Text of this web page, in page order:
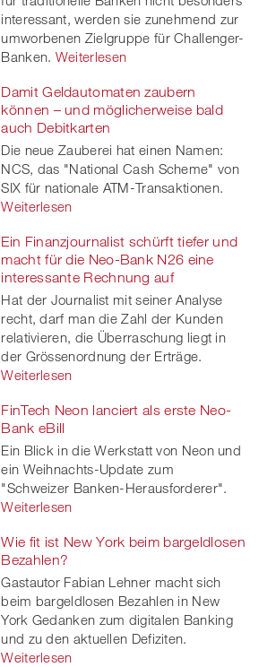
interessant, werden sie zunehmend zur
umworbenen Zielgruppe für Challenger-
Banken. Weiterlesen
Damit Geldautomaten zaubern
können – und möglicherweise bald
auch Debitkarten
Die neue Zauberei hat einen Namen:
NCS, das "National Cash Scheme" von
SIX für nationale ATM-Transaktionen.
Weiterlesen
Ein Finanzjournalist schürft tiefer und
macht für die Neo-Bank N26 eine
interessante Rechnung auf
Hat der Journalist mit seiner Analyse
recht, darf man die Zahl der Kunden
relativieren, die Überraschung liegt in
der Grössenordnung der Erträge.
Weiterlesen
FinTech Neon lanciert als erste Neo-
Bank eBill
Ein Blick in die Werkstatt von Neon und
ein Weihnachts-Update zum
"Schweizer Banken-Herausforderer".
Weiterlesen
Wie fit ist New York beim bargeldlosen
Bezahlen?
Gastautor Fabian Lehner macht sich
beim bargeldlosen Bezahlen in New
York Gedanken zum digitalen Banking
und zu den aktuellen Defiziten.
Weiterlesen